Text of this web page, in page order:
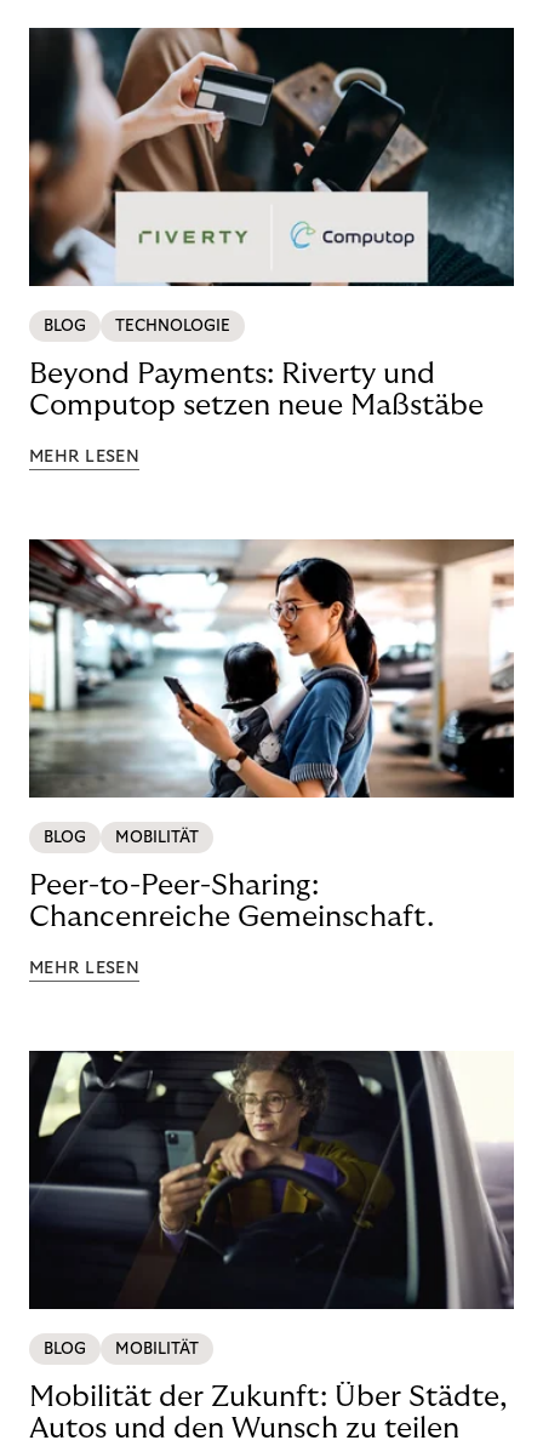
BLOG TECHNOLOGIE
Beyond Payments: Riverty und
Computop setzen neue Maßstäbe
MEHR LESEN
BLOG MOBILITÄT
Peer-to-Peer-Sharing:
Chancenreiche Gemeinschaft.
MEHR LESEN
BLOG MOBILITÄT
Mobilität der Zukunft: Über Städte,
Autos und den Wunsch zu teilen